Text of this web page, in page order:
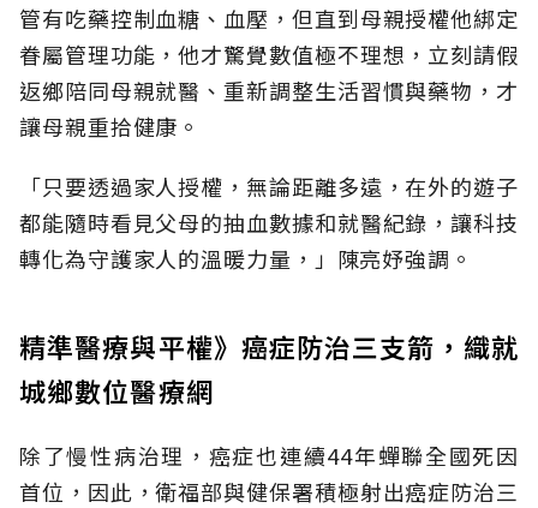
管有吃藥控制血糖、血壓，但直到母親授權他綁定
眷屬管理功能，他才驚覺數值極不理想，立刻請假
返鄉陪同母親就醫、重新調整生活習慣與藥物，才
讓母親重拾健康。
「只要透過家人授權，無論距離多遠，在外的遊子
都能隨時看見父母的抽血數據和就醫紀錄，讓科技
轉化為守護家人的溫暖力量，」陳亮妤強調。
精準醫療與平權》癌症防治三支箭，織就
城鄉數位醫療網
除了慢性病治理，癌症也連續44年蟬聯全國死因
首位，因此，衛福部與健保署積極射出癌症防治三